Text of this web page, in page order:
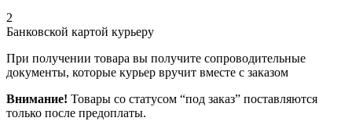
2
Банковской картой курьеру
При получении товара вы получите сопроводительные
документы, которые курьер вручит вместе с заказом
Внимание! Товары со статусом “под заказ” поставляются
только после предоплаты.